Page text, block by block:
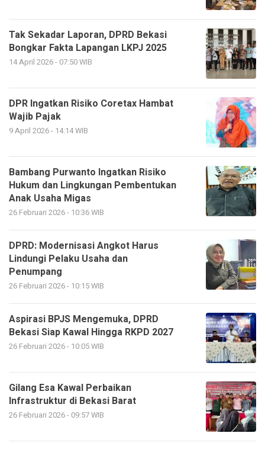
Tak Sekadar Laporan, DPRD Bekasi
Bongkar Fakta Lapangan LKPJ 2025
14 April 2026 - 07:50 WIB
DPR Ingatkan Risiko Coretax Hambat
Wajib Pajak
9 April 2026 - 14:14 WIB
Bambang Purwanto Ingatkan Risiko
Hukum dan Lingkungan Pembentukan
Anak Usaha Migas
26 Februari 2026 - 10:36 WIB
DPRD: Modernisasi Angkot Harus
Lindungi Pelaku Usaha dan
Penumpang
26 Februari 2026 - 10:15 WIB
Aspirasi BPJS Mengemuka, DPRD
Bekasi Siap Kawal Hingga RKPD 2027
26 Februari 2026 - 10:05 WIB
Gilang Esa Kawal Perbaikan
Infrastruktur di Bekasi Barat
26 Februari 2026 - 09:57 WIB